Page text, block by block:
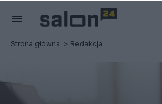
Strona główna Redakcja